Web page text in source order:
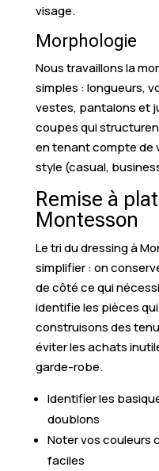
visage.
Morphologie
Nous travaillons la
simples : longueurs,
vestes, pantalons et
coupes qui
en tenant compte de
style (casual,
Remise à
Montesson
Le tri du dressing à
simplifier : on
de côté ce qui
identifie les pièces
construisons des
éviter les achats
garde-robe.
Identifier les
doublons
Noter vos couleurs
faciles